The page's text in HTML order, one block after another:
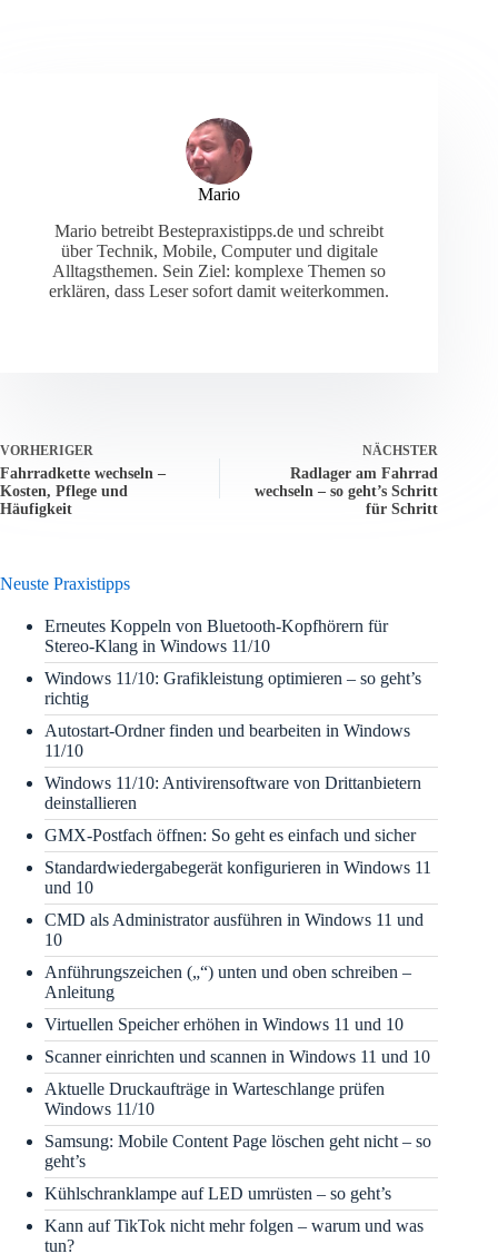
Mario
Mario betreibt Bestepraxistipps.de und schreibt
über Technik, Mobile, Computer und digitale
Alltagsthemen. Sein Ziel: komplexe Themen so
erklären, dass Leser sofort damit weiterkommen.
VORHERIGER
Fahrradkette wechseln –
Kosten, Pflege und
Häufigkeit
NÄCHSTER
Radlager am Fahrrad
wechseln – so geht’s Schritt
für Schritt
Neuste Praxistipps
Erneutes Koppeln von Bluetooth-Kopfhörern für
Stereo-Klang in Windows 11/10
Windows 11/10: Grafikleistung optimieren – so geht’s
richtig
Autostart-Ordner finden und bearbeiten in Windows
11/10
Windows 11/10: Antivirensoftware von Drittanbietern
deinstallieren
GMX-Postfach öffnen: So geht es einfach und sicher
Standardwiedergabegerät konfigurieren in Windows 11
und 10
CMD als Administrator ausführen in Windows 11 und
10
Anführungszeichen („“) unten und oben schreiben –
Anleitung
Virtuellen Speicher erhöhen in Windows 11 und 10
Scanner einrichten und scannen in Windows 11 und 10
Aktuelle Druckaufträge in Warteschlange prüfen
Windows 11/10
Samsung: Mobile Content Page löschen geht nicht – so
geht’s
Kühlschranklampe auf LED umrüsten – so geht’s
Kann auf TikTok nicht mehr folgen – warum und was
tun?